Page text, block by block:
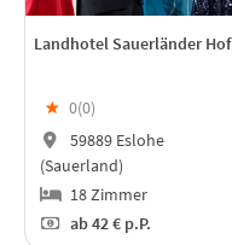
Landhotel Sauerländer Hof
★ 0(0)
59889 Eslohe
(Sauerland)
18 Zimmer
ab42 € p.P.